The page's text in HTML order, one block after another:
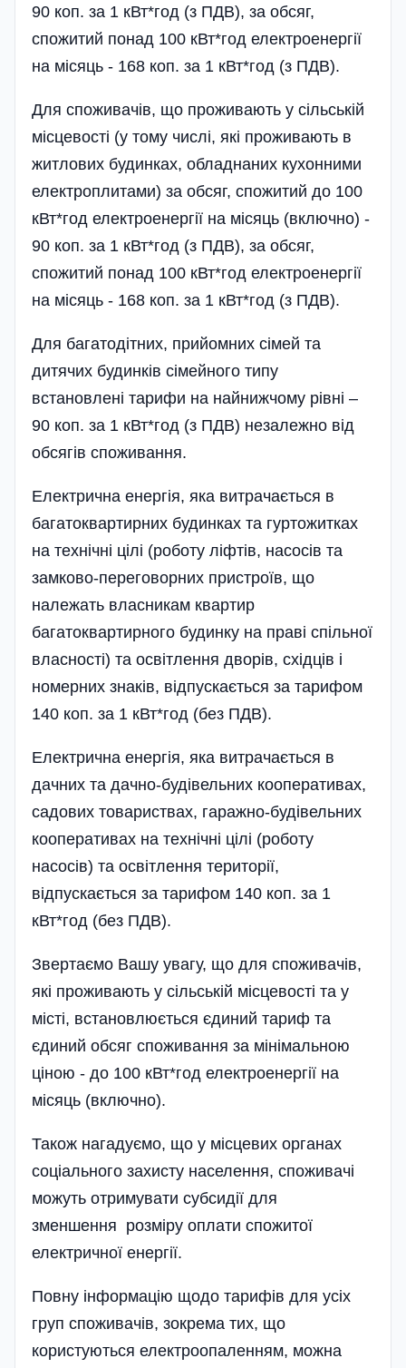
90 коп. за 1 кВт*год (з ПДВ), за обсяг,
спожитий понад 100 кВт*год електроенергії
на місяць - 168 коп. за 1 кВт*год (з ПДВ).
Для споживачів, що проживають у сільській
місцевості (у тому числі, які проживають в
житлових будинках, обладнаних кухонними
електроплитами) за обсяг, спожитий до 100
кВт*год електроенергії на місяць (включно) -
90 коп. за 1 кВт*год (з ПДВ), за обсяг,
спожитий понад 100 кВт*год електроенергії
на місяць - 168 коп. за 1 кВт*год (з ПДВ).
Для багатодітних, прийомних сімей та
дитячих будинків сімейного типу
встановлені тарифи на найнижчому рівні –
90 коп. за 1 кВт*год (з ПДВ) незалежно від
обсягів споживання.
Електрична енергія, яка витрачається в
багато­квартирних будинках та гуртожитках
на технічні цілі (роботу ліфтів, насосів та
замково-переговорних пристроїв, що
належать власникам квартир
багатоквартирного будинку на праві спільної
власності) та освітлення дворів, східців і
номерних знаків, відпускається за тарифом
140 коп. за 1 кВт*год (без ПДВ).
Електрична енергія, яка витрачається в
дачних та дачно-будівельних кооперативах,
садових товариствах, гаражно-будівельних
кооперативах на технічні цілі (роботу
насосів) та освітлення території,
відпускається за тарифом 140 коп. за 1
кВт*год (без ПДВ).
Звертаємо Вашу увагу, що для споживачів,
які проживають у сільській місцевості та у
місті, встановлюється єдиний тариф та
єдиний обсяг споживання за мінімальною
ціною - до 100 кВт*год електро­енергії на
місяць (включно).
Також нагадуємо, що у місцевих органах
соці­ального захисту населення, споживачі
можуть отримувати субсидії для
зменшення розміру оплати спожитої
електричної енергії.
Повну інформацію щодо тарифів для усіх
груп споживачів, зокрема тих, що
користуються електроопаленням, можна